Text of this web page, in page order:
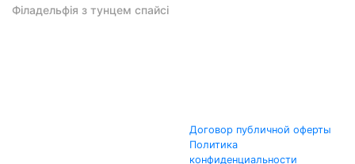
Філадельфія з тунцем спайсі
Договор публичной оферты
Политика
конфиденциальности